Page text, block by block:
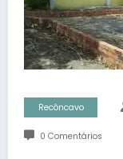
Recôncavo
0 Comentários